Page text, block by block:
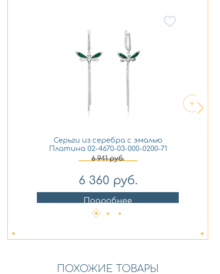
Серьги из серебра с эмалью
Платина 02-4670-03-000-0200-71
6 941руб.
6 360 руб.
Подробнее
ПОХОЖИЕ ТОВАРЫ